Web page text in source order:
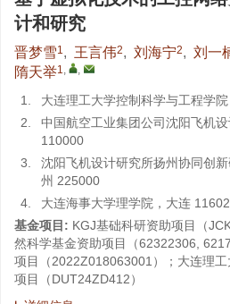
计和研究
晋梦雪1, 王言伟2, 刘海宁2, 刘一
隋天举1, ,
1.
大连理工大学控制科学与工程学
2.
中国航空工业集团公司沈阳飞机
110000
3.
沈阳飞机设计研究所扬州协同创
州 225000
4.
大连海事大学理学院，大连
基金项目: KGJ基础科研资助项目（
然科学基金资助项目（62322306
项目（2022Z018063001 ）；大连理
项目（DUT24ZD412）